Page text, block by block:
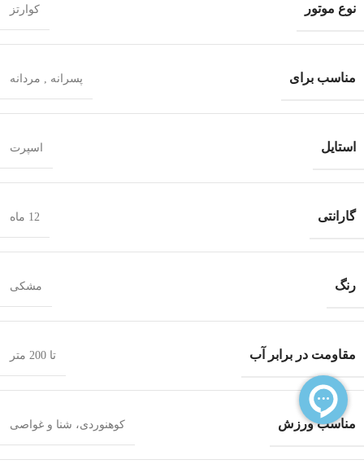
نوع موتور کوارتز
مناسب برای پسرانه , مردانه
استایل اسپرت
گارانتی 12 ماه
رنگ مشکی
مقاومت در برابر آب تا 200 متر
مناسب ورزش کوهنوردی، شنا و غواصی